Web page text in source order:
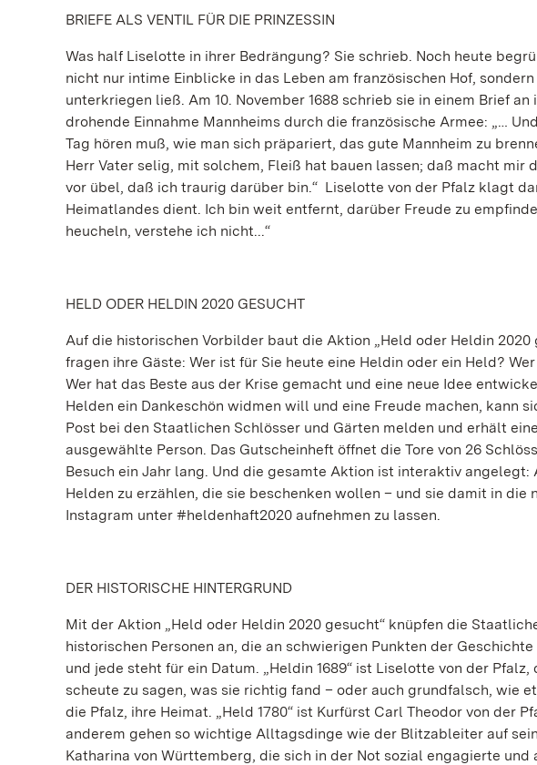
BRIEFE ALS VENTIL FÜR DIE PRINZESSIN
Was half Liselotte in ihrer Bedrängung? Sie schrieb. Noch heute
nicht nur intime Einblicke in das Leben am französischen Hof,
unterkriegen ließ. Am 10. November 1688 schrieb sie in einem Brief
drohende Einnahme Mannheims durch die französische Armee: „…
Tag hören muß, wie man sich präpariert, das gute Mannheim zu
Herr Vater selig, mit solchem, Fleiß hat bauen lassen; daß macht mir
vor übel, daß ich traurig darüber bin.“ Liselotte von der Pfalz klagt
Heimatlandes dient. Ich bin weit entfernt, darüber Freude zu
heucheln, verstehe ich nicht...“
HELD ODER HELDIN 2020 GESUCHT
Auf die historischen Vorbilder baut die Aktion „Held oder Heldin
fragen ihre Gäste: Wer ist für Sie heute eine Heldin oder ein Held?
Wer hat das Beste aus der Krise gemacht und eine neue Idee
Helden ein Dankeschön widmen will und eine Freude machen, kann
Post bei den Staatlichen Schlösser und Gärten melden und erhält
ausgewählte Person. Das Gutscheinheft öffnet die Tore von 26
Besuch ein Jahr lang. Und die gesamte Aktion ist interaktiv
Helden zu erzählen, die sie beschenken wollen – und sie damit in die
Instagram unter #heldenhaft2020 aufnehmen zu lassen.
DER HISTORISCHE HINTERGRUND
Mit der Aktion „Held oder Heldin 2020 gesucht“ knüpfen die
historischen Personen an, die an schwierigen Punkten der
und jede steht für ein Datum. „Heldin 1689“ ist Liselotte von der
scheute zu sagen, was sie richtig fand – oder auch grundfalsch, wie
die Pfalz, ihre Heimat. „Held 1780“ ist Kurfürst Carl Theodor von der
anderem gehen so wichtige Alltagsdinge wie der Blitzableiter auf
Katharina von Württemberg, die sich in der Not sozial engagierte